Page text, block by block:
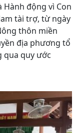
Hành động vì Con
tài trợ, từ ngày
thôn miền
địa phương tổ
qua quy ước